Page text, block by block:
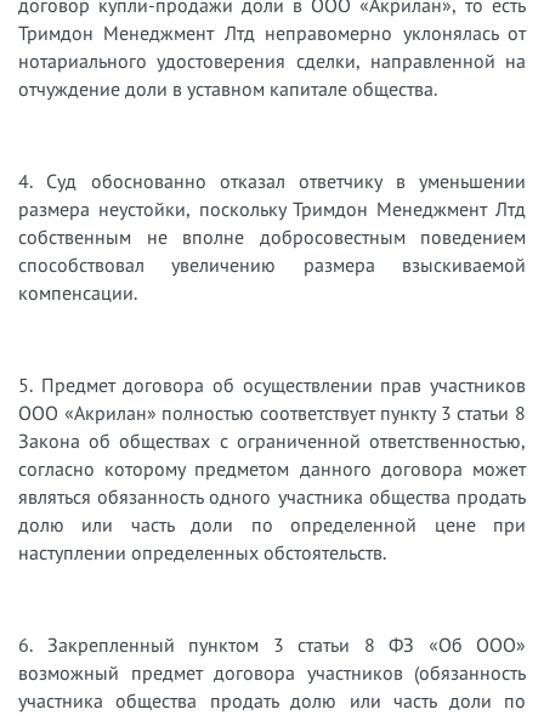
договор купли-продажи доли в ООО «Акрилан», то есть
Тримдон Менеджмент Лтд неправомерно уклонялась от
нотариального удостоверения сделки, направленной на
отчуждение доли в уставном капитале общества.
4. Суд обоснованно отказал ответчику в уменьшении
размера неустойки, поскольку Тримдон Менеджмент Лтд
собственным не вполне добросовестным поведением
способствовал увеличению размера взыскиваемой
компенсации.
5. Предмет договора об осуществлении прав участников
ООО «Акрилан» полностью соответствует пункту 3 статьи 8
Закона об обществах с ограниченной ответственностью,
согласно которому предметом данного договора может
являться обязанность одного участника общества продать
долю или часть доли по определенной цене при
наступлении определенных обстоятельств.
6. Закрепленный пунктом 3 статьи 8 ФЗ «Об ООО»
возможный предмет договора участников (обязанность
участника общества продать долю или часть доли по